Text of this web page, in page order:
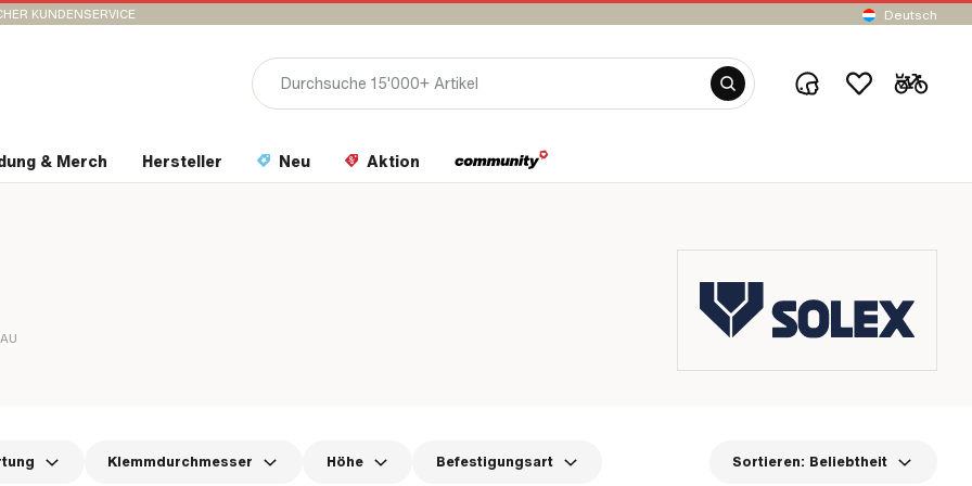
KUNDENSERVICE Deutsch
& Merch Hersteller Neu Aktion
Klemmdurchmesser Höhe Befestigungsart Sortieren: Beliebtheit